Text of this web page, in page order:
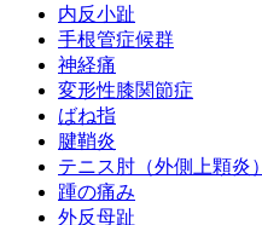
内反小趾
手根管症候群
神経痛
変形性膝関節症
ばね指
腱鞘炎
テニス肘（外側上顆炎）
踵の痛み
外反母趾